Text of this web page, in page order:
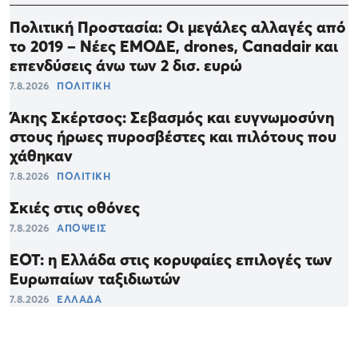
Πολιτική Προστασία: Οι μεγάλες αλλαγές από
το 2019 – Νέες ΕΜΟΔΕ, drones, Canadair και
επενδύσεις άνω των 2 δισ. ευρώ
7.8.2026 ΠΟΛΙΤΙΚΗ
Άκης Σκέρτσος: Σεβασμός και ευγνωμοσύνη
στους ήρωες πυροσβέστες και πιλότους που
χάθηκαν
7.8.2026 ΠΟΛΙΤΙΚΗ
Σκιές στις οθόνες
7.8.2026 ΑΠΟΨΕΙΣ
ΕΟΤ: η Ελλάδα στις κορυφαίες επιλογές των
Ευρωπαίων ταξιδιωτών
7.8.2026 ΕΛΛΑΔΑ